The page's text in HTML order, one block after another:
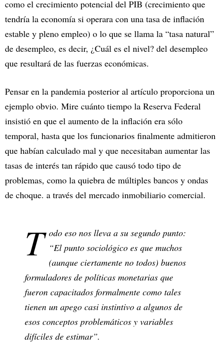
como el crecimiento potencial del PIB (crecimiento que
tendría la economía si operara con una tasa de inflación
estable y pleno empleo) o lo que se llama la “tasa natural”
de desempleo, es decir, ¿Cuál es el nivel? del desempleo
que resultará de las fuerzas económicas.
Pensar en la pandemia posterior al artículo proporciona un
ejemplo obvio. Mire cuánto tiempo la Reserva Federal
insistió en que el aumento de la inflación era sólo
temporal, hasta que los funcionarios finalmente admitieron
que habían calculado mal y que necesitaban aumentar las
tasas de interés tan rápido que causó todo tipo de
problemas, como la quiebra de múltiples bancos y ondas
de choque. a través del mercado inmobiliario comercial.
T odo eso nos lleva a su segundo punto:
“El punto sociológico es que muchos
(aunque ciertamente no todos) buenos
formuladores de políticas monetarias que
fueron capacitados formalmente como tales
tienen un apego casi instintivo a algunos de
esos conceptos problemáticos y variables
difíciles de estimar”.